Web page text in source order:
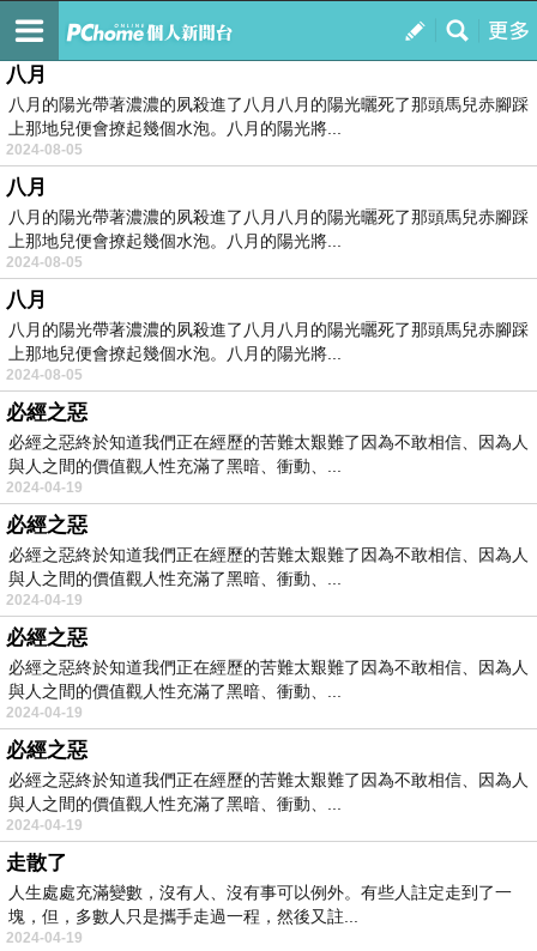
我的
訂閱
一直以來.迷戀文字.....
八月
八月的陽光帶著濃濃的夙殺進了八月八月的陽光曬死了那頭馬兒赤腳踩
上那地兒便會撩起幾個水泡。八月的陽光將...
2024-08-05
八月
八月的陽光帶著濃濃的夙殺進了八月八月的陽光曬死了那頭馬兒赤腳踩
上那地兒便會撩起幾個水泡。八月的陽光將...
2024-08-05
八月
八月的陽光帶著濃濃的夙殺進了八月八月的陽光曬死了那頭馬兒赤腳踩
上那地兒便會撩起幾個水泡。八月的陽光將...
2024-08-05
必經之惡
必經之惡終於知道我們正在經歷的苦難太艱難了因為不敢相信、因為人
與人之間的價值觀人性充滿了黑暗、衝動、...
2024-04-19
必經之惡
必經之惡終於知道我們正在經歷的苦難太艱難了因為不敢相信、因為人
與人之間的價值觀人性充滿了黑暗、衝動、...
2024-04-19
必經之惡
必經之惡終於知道我們正在經歷的苦難太艱難了因為不敢相信、因為人
與人之間的價值觀人性充滿了黑暗、衝動、...
2024-04-19
必經之惡
必經之惡終於知道我們正在經歷的苦難太艱難了因為不敢相信、因為人
與人之間的價值觀人性充滿了黑暗、衝動、...
2024-04-19
走散了
人生處處充滿變數，沒有人、沒有事可以例外。有些人註定走到了一
塊，但，多數人只是攜手走過一程，然後又註...
2024-04-19